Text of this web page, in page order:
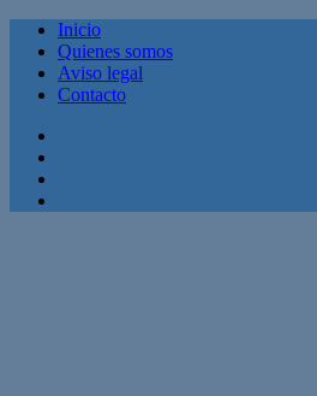
Inicio
Quienes somos
Aviso legal
Contacto